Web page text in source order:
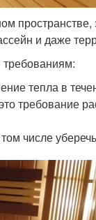
и даже
требованиям:
тепла в
требование
числе